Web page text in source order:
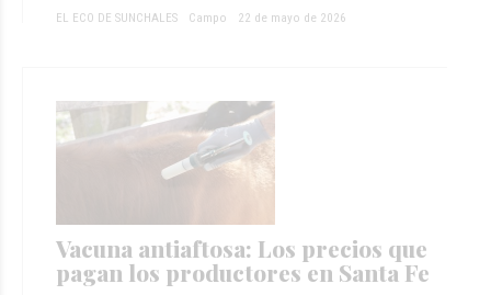
EL ECO DE SUNCHALES Campo 22 de mayo de 2026
Vacuna antiaftosa: Los precios que
pagan los productores en Santa Fe